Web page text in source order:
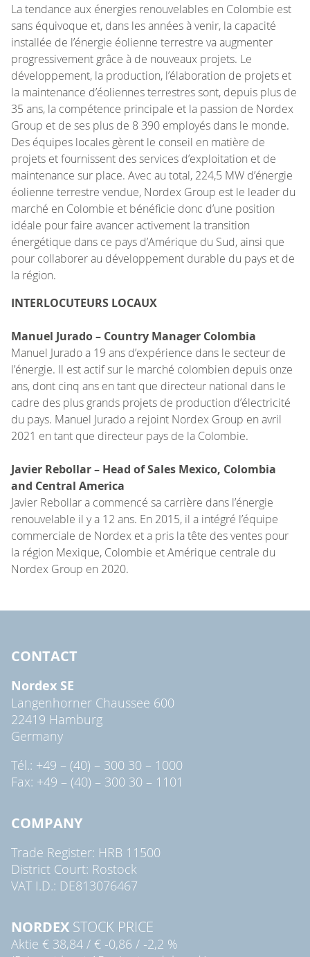
La tendance aux énergies renouvelables en Colombie est
sans équivoque et, dans les années à venir, la capacité
installée de l’énergie éolienne terrestre va augmenter
progressivement grâce à de nouveaux projets. Le
développement, la production, l’élaboration de projets et
la maintenance d’éoliennes terrestres sont, depuis plus de
35 ans, la compétence principale et la passion de Nordex
Group et de ses plus de 8 390 employés dans le monde.
Des équipes locales gèrent le conseil en matière de
projets et fournissent des services d’exploitation et de
maintenance sur place. Avec au total, 224,5 MW d’énergie
éolienne terrestre vendue, Nordex Group est le leader du
marché en Colombie et bénéficie donc d’une position
idéale pour faire avancer activement la transition
énergétique dans ce pays d’Amérique du Sud, ainsi que
pour collaborer au développement durable du pays et de
la région.
INTERLOCUTEURS LOCAUX
Manuel Jurado – Country Manager Colombia
Manuel Jurado a 19 ans d’expérience dans le secteur de
l’énergie. Il est actif sur le marché colombien depuis onze
ans, dont cinq ans en tant que directeur national dans le
cadre des plus grands projets de production d’électricité
du pays. Manuel Jurado a rejoint Nordex Group en avril
2021 en tant que directeur pays de la Colombie.
Javier Rebollar – Head of Sales Mexico, Colombia
and Central America
Javier Rebollar a commencé sa carrière dans l’énergie
renouvelable il y a 12 ans. En 2015, il a intégré l’équipe
commerciale de Nordex et a pris la tête des ventes pour
la région Mexique, Colombie et Amérique centrale du
Nordex Group en 2020.
CONTACT
Nordex SE
Langenhorner Chaussee 600
22419 Hamburg
Germany
Tél.: +49 – (40) – 300 30 – 1000
Fax: +49 – (40) – 300 30 – 1101
COMPANY
Trade Register: HRB 11500
District Court: Rostock
VAT I.D.: DE813076467
NORDEX STOCK PRICE
Aktie € 38,84 / € -0,86 / -2,2 %